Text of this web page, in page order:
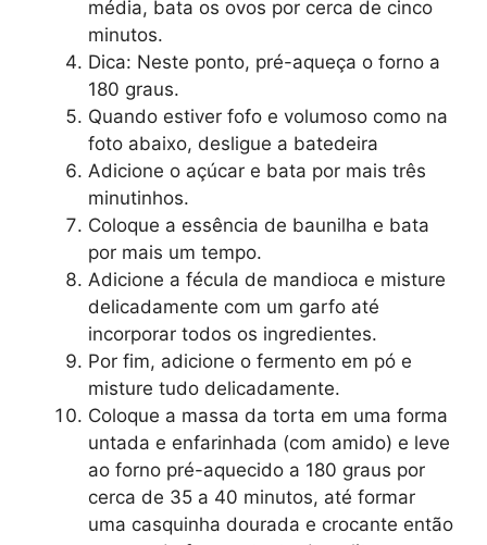
média, bata os ovos por cerca de cinco
minutos.
Dica: Neste ponto, pré-aqueça o forno a
180 graus.
Quando estiver fofo e volumoso como na
foto abaixo, desligue a batedeira
Adicione o açúcar e bata por mais três
minutinhos.
Coloque a essência de baunilha e bata
por mais um tempo.
Adicione a fécula de mandioca e misture
delicadamente com um garfo até
incorporar todos os ingredientes.
Por fim, adicione o fermento em pó e
misture tudo delicadamente.
Coloque a massa da torta em uma forma
untada e enfarinhada (com amido) e leve
ao forno pré-aquecido a 180 graus por
cerca de 35 a 40 minutos, até formar
uma casquinha dourada e crocante então